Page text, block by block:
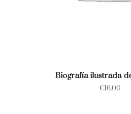
Biografía ilustrada
€16.00